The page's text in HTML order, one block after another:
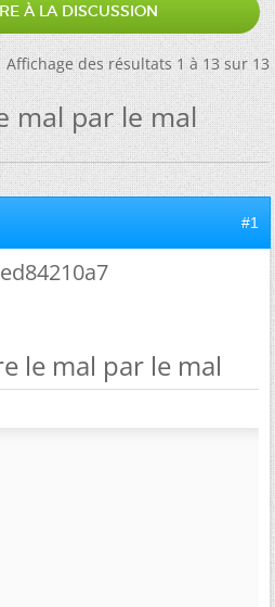
À LA DISCUSSION
Affichage des résultats 1 à 13 sur 13
mal par le mal
#1
le mal par le mal